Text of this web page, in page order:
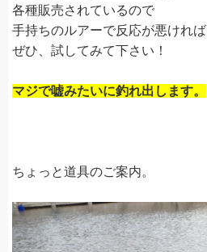
各種販売されているので
手持ちのルアーで反応が悪ければ
ぜひ、試してみて下さい！
マジで嘘みたいに釣れ出します。
ちょっと道具のご案内。